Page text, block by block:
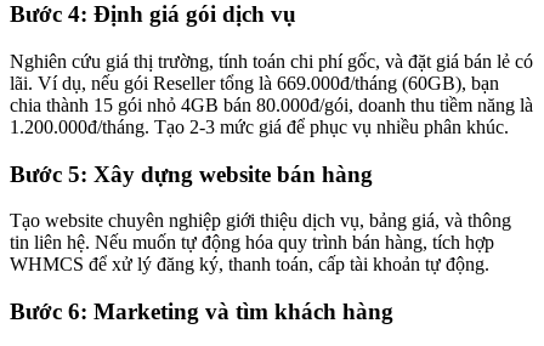
Bước 4: Định giá gói dịch vụ
Nghiên cứu giá thị trường, tính toán chi phí gốc, và đặt giá bán lẻ có
lãi. Ví dụ, nếu gói Reseller tổng là 669.000đ/tháng (60GB), bạn
chia thành 15 gói nhỏ 4GB bán 80.000đ/gói, doanh thu tiềm năng là
1.200.000đ/tháng. Tạo 2-3 mức giá để phục vụ nhiều phân khúc.
Bước 5: Xây dựng website bán hàng
Tạo website chuyên nghiệp giới thiệu dịch vụ, bảng giá, và thông
tin liên hệ. Nếu muốn tự động hóa quy trình bán hàng, tích hợp
WHMCS để xử lý đăng ký, thanh toán, cấp tài khoản tự động.
Bước 6: Marketing và tìm khách hàng